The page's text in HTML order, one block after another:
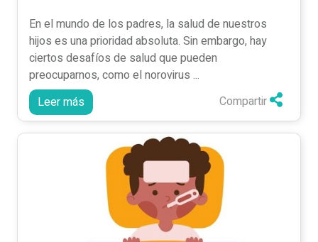
En el mundo de los padres, la salud de nuestros
hijos es una prioridad absoluta. Sin embargo, hay
ciertos desafíos de salud que pueden
preocuparnos, como el norovirus ...
Leer más
Compartir